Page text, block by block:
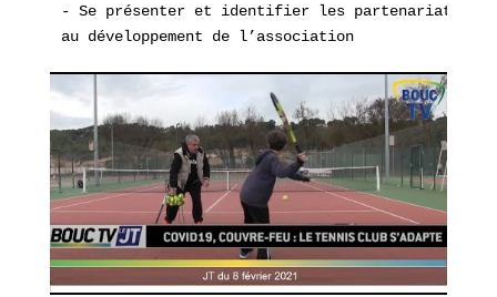
- Se présenter et identifier les partenariats
au développement de l’association